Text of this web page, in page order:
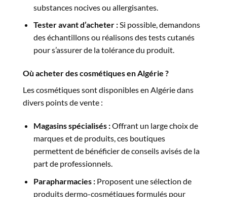
substances nocives ou allergisantes.
Tester avant d’acheter :Si possible, demandons
des échantillons ou réalisons des tests cutanés
pour s’assurer de la tolérance du produit.
Où acheter des cosmétiques en Algérie ?
Les cosmétiques sont disponibles en Algérie dans
divers points de vente :
Magasins spécialisés :Offrant un large choix de
marques et de produits, ces boutiques
permettent de bénéficier de conseils avisés de la
part de professionnels.
Parapharmacies :Proposent une sélection de
produits dermo-cosmétiques formulés pour